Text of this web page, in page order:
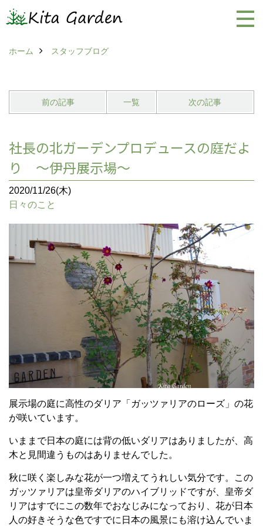
ホーム スタッフブログ
前の記事 一覧 次の記事
社長の北ガーデンプロデュースの庭だよ
り ～伊丹展示場～
2020/11/26(木)
日々のこと
展示場の庭に高性のダリア「ガッツァリアのローズ」の花
が咲いています。
いままで日本の庭には背の低いダリアはありましたが、高
木と見間違うものはありませんでした。
秋に咲く楽しみな花が一つ増えてうれしい気分です。この
ガッツァリアは皇帝ダリアのハイブリッドですが、皇帝ダ
リアはすでにこの数年でおなじみになっており、花が日本
人の好きそうな色ですでに日本の風景にも溶け込んでいま